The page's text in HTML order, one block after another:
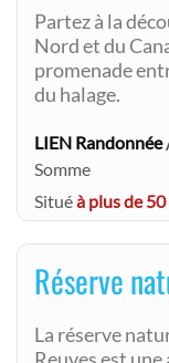
Partez à la
Nord et du
promenade
du halage.
LIEN Randonnée
Somme
Situéà plus de
Réserve
La réserve